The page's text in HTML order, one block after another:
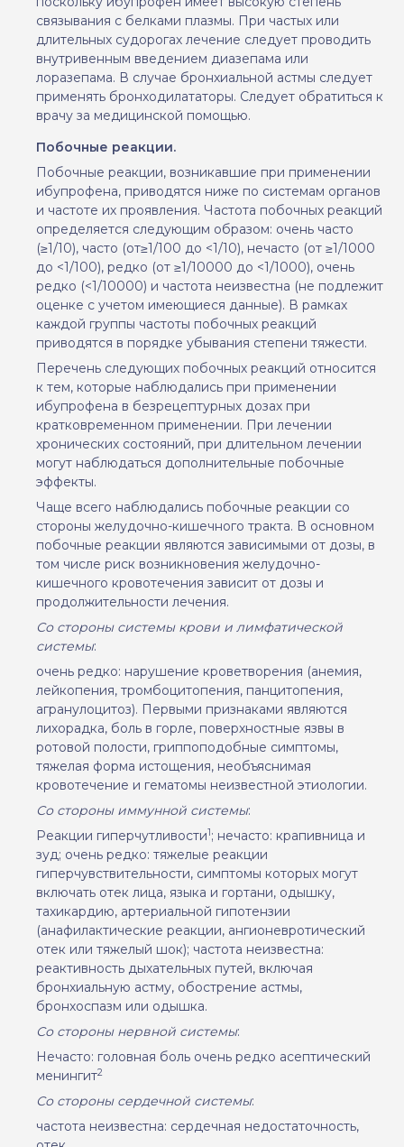
связывания с белками плазмы. При частых или
длительных судорогах лечение следует проводить
внутривенным введением диазепама или
лоразепама. В случае бронхиальной астмы следует
применять бронходилататоры. Следует обратиться к
врачу за медицинской помощью.
Побочные реакции.
Побочные реакции, возникавшие при применении
ибупрофена, приводятся ниже по системам органов
и частоте их проявления. Частота побочных реакций
определяется следующим образом: очень часто
(≥1/10), часто (от≥1/100 до <1/10), нечасто (от ≥1/1000
до <1/100), редко (от ≥1/10000 до <1/1000), очень
редко (<1/10000) и частота неизвестна (не подлежит
оценке с учетом имеющиеся данные). В рамках
каждой группы частоты побочных реакций
приводятся в порядке убывания степени тяжести.
Перечень следующих побочных реакций относится
к тем, которые наблюдались при применении
ибупрофена в безрецептурных дозах при
кратковременном применении. При лечении
хронических состояний, при длительном лечении
могут наблюдаться дополнительные побочные
эффекты.
Чаще всего наблюдались побочные реакции со
стороны желудочно-кишечного тракта. В основном
побочные реакции являются зависимыми от дозы, в
том числе риск возникновения желудочно-
кишечного кровотечения зависит от дозы и
продолжительности лечения.
Со стороны системы крови и лимфатической
системы:
очень редко: нарушение кроветворения (анемия,
лейкопения, тромбоцитопения, панцитопения,
агранулоцитоз). Первыми признаками являются
лихорадка, боль в горле, поверхностные язвы в
ротовой полости, гриппоподобные симптомы,
тяжелая форма истощения, необъяснимая
кровотечение и гематомы неизвестной этиологии.
Со стороны иммунной системы:
Реакции гиперчутливости1; нечасто: крапивница и
зуд; очень редко: тяжелые реакции
гиперчувствительности, симптомы которых могут
включать отек лица, языка и гортани, одышку,
тахикардию, артериальной гипотензии
(анафилактические реакции, ангионевротический
отек или тяжелый шок); частота неизвестна:
реактивность дыхательных путей, включая
бронхиальную астму, обострение астмы,
бронхоспазм или одышка.
Со стороны нервной системы:
Нечасто: головная боль очень редко асептический
менингит2
Со стороны сердечной системы:
частота неизвестна: сердечная недостаточность,